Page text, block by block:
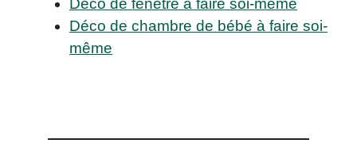
Déco de fenêtre à faire soi-même
Déco de chambre de bébé à faire soi-
même